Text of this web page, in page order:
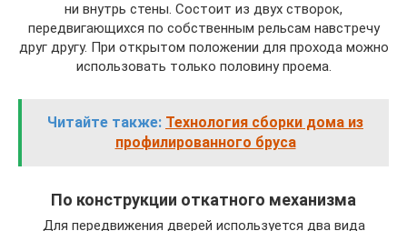
ни внутрь стены. Состоит из двух створок,
передвигающихся по собственным рельсам навстречу
друг другу. При открытом положении для прохода можно
использовать только половину проема.
Читайте также: Технология сборки дома из
профилированного бруса
По конструкции откатного механизма
Для передвижения дверей используется два вида